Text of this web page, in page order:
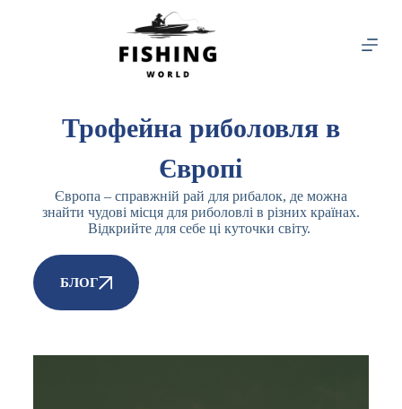
Трофейна риболовля в
Європі
Європа – справжній рай для рибалок, де можна
знайти чудові місця для риболовлі в різних країнах.
Відкрийте для себе ці куточки світу.
БЛОГ